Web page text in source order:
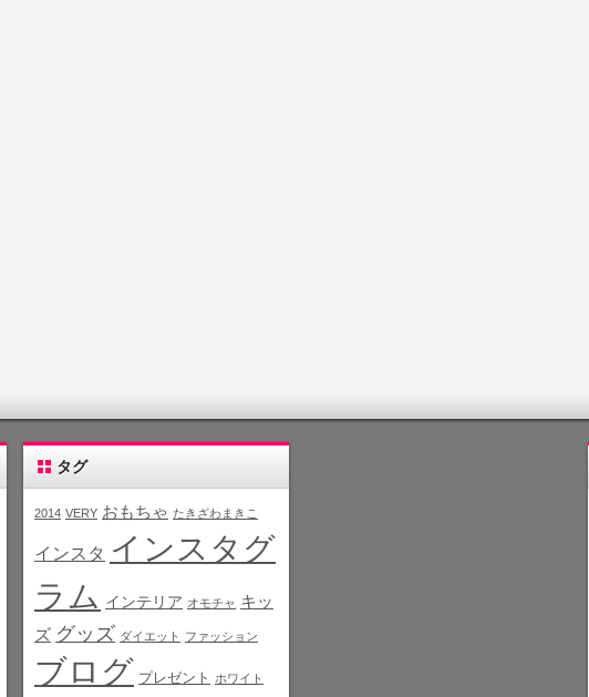
タグ
2014 VERY おもちゃ たきざわまきこ
インスタ インスタグ
ラム インテリア オモチャ キッ
ズ グッズ ダイエット ファッション
ブログ プレゼント ホワイト